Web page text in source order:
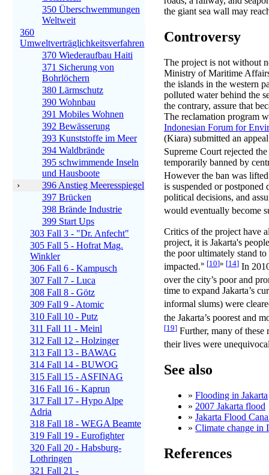
350 Überschwemmungen
Weltweit
360
Umweltverträglichkeitsverfahren
370 Wiederaufbau Haiti
371 Sicherung von
Bohrlöchern
380 Lärmschutz
390 Wohnbau
391 Mobiles Wohnen
392 Bewässerung
393 Kunststoffe im Meer
394 Waldbrände
395 schwimmende Inseln
und Hausboote
›
396 Anstieg Meeresspiegel
397 Brücken
398 Brände Industrie
399 Start Ups
303 Fall 3 - "Dr. Anfecht"
305 Fall 5 - Hofrat Mag.
Winkler
306 Fall 6 - Kampusch
307 Fall 7 - Luca
308 Fall 8 - Götz
309 Fall 9 - Atomic
310 Fall 10 - Putz
311 Fall 11 - Meinl
312 Fall 12 - Holzinger
313 Fall 13 - BAWAG
314 Fall 14 - BUWOG
315 Fall 15 - ASFINAG
316 Fall 16 - Kaprun
317 Fall 17 - Hypo Alpe
Adria
318 Fall 18 - WEGA Beamte
319 Fall 19 - Eurofighter
320 Fall 20 - Habsburg-
Lothringen
321 Fall 21 -
the giant sea wall may
Controversy
The project is not without
Ministry of Maritime
the islands in the western
polluted water behind the
the contrary, assure that
The reclamation program
Indonesian Forum for
(Kiara) submitted an
Supreme Court rejected
temporarily banned by
However the ban was
is suspended or
political decisions, and
would eventually become
Critics of the project have
project, it is Jakarta's
the poor ultimately stand to
impacted.» [10]» [14] In
over the city’s poor and
time to expand Jakarta’s
informal slums) were
the Jakarta’s poorest and
[19] Further, many of
their lives were
See also
» Flooding in Jakarta
» 2007 Jakarta flood
» Jakarta Flood
» Climate change in
References